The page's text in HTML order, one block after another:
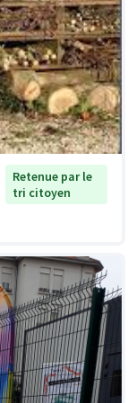
Retenue par le
tri citoyen